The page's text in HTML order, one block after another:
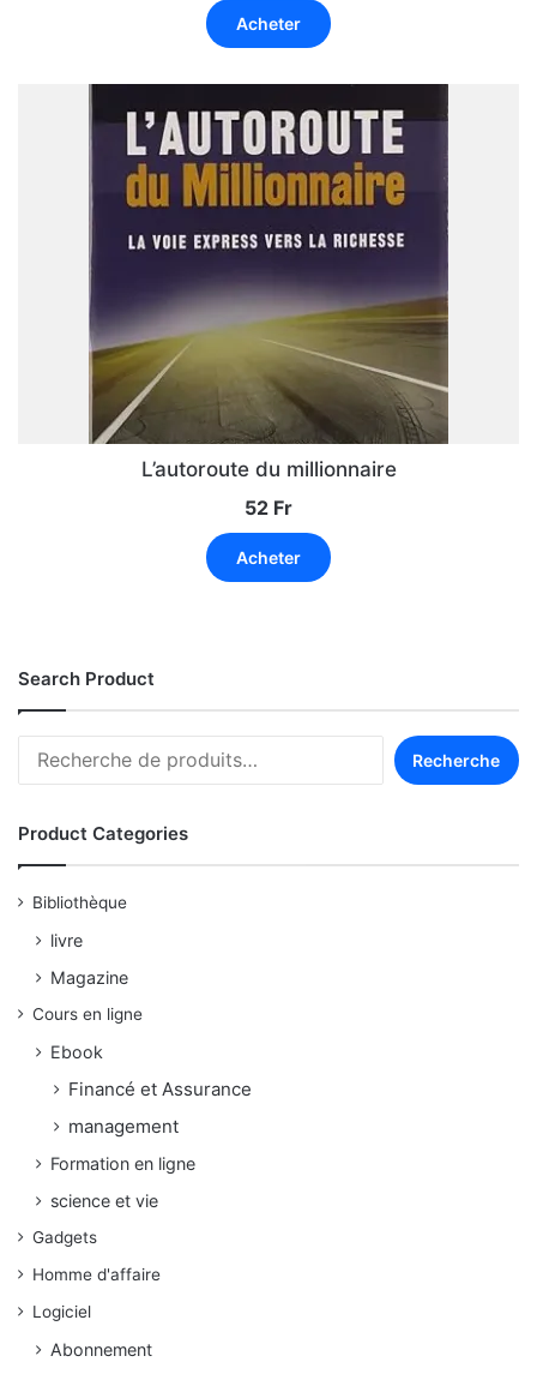
Acheter
L’autoroute du millionnaire
52 Fr
Acheter
Search Product
Recherche
Product Categories
Bibliothèque
livre
Magazine
Cours en ligne
Ebook
Financé et Assurance
management
Formation en ligne
science et vie
Gadgets
Homme d'affaire
Logiciel
Abonnement